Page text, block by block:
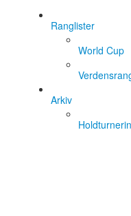
Ranglister
World Cup
Arkiv